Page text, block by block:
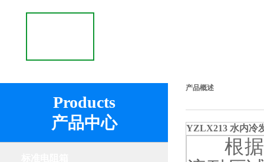
Products
产品中心
产品概述
YZLX213 水内冷
根据